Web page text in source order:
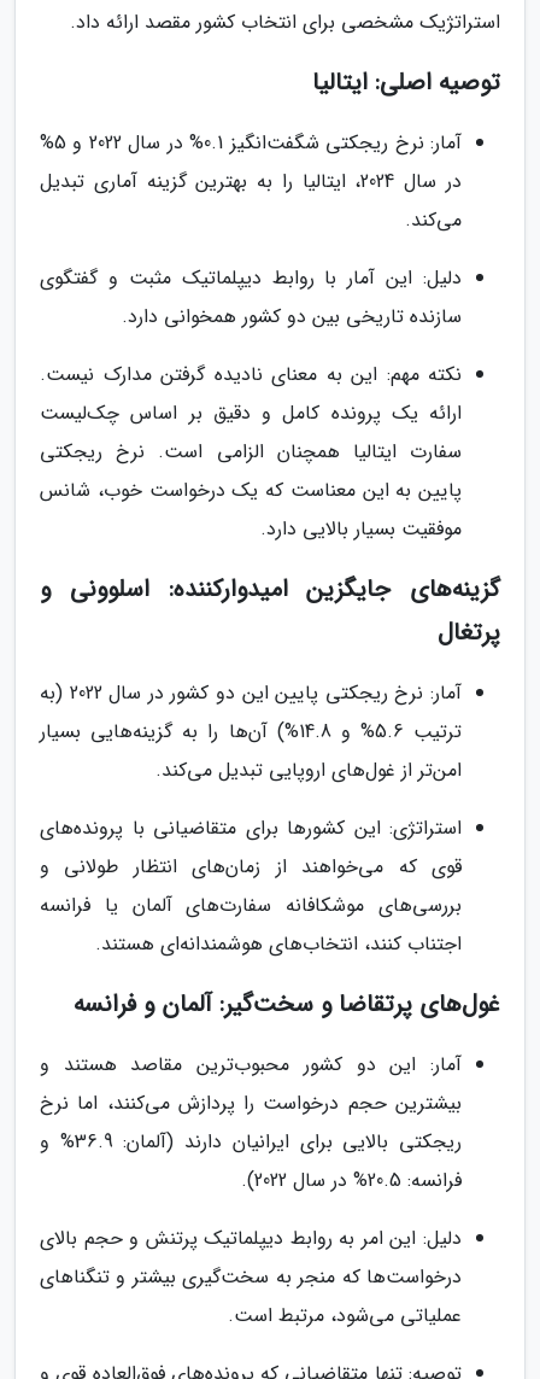
استراتژیک مشخصی برای انتخاب کشور مقصد ارائه داد.
توصیه اصلی: ایتالیا
آمار: نرخ ریجکتی شگفت‌انگیز 0.1% در سال 2022 و 5%
در سال 2024، ایتالیا را به بهترین گزینه آماری تبدیل
می‌کند.
دلیل: این آمار با روابط دیپلماتیک مثبت و گفتگوی
سازنده تاریخی بین دو کشور همخوانی دارد.
نکته مهم: این به معنای نادیده گرفتن مدارک نیست.
ارائه یک پرونده کامل و دقیق بر اساس چک‌لیست
سفارت ایتالیا همچنان الزامی است. نرخ ریجکتی
پایین به این معناست که یک درخواست خوب، شانس
موفقیت بسیار بالایی دارد.
گزینه‌های جایگزین امیدوارکننده: اسلوونی و
پرتغال
آمار: نرخ ریجکتی پایین این دو کشور در سال 2022 (به
ترتیب 5.6% و 14.8%) آن‌ها را به گزینه‌هایی بسیار
امن‌تر از غول‌های اروپایی تبدیل می‌کند.
استراتژی: این کشورها برای متقاضیانی با پرونده‌های
قوی که می‌خواهند از زمان‌های انتظار طولانی و
بررسی‌های موشکافانه سفارت‌های آلمان یا فرانسه
اجتناب کنند، انتخاب‌های هوشمندانه‌ای هستند.
غول‌های پرتقاضا و سخت‌گیر: آلمان و فرانسه
آمار: این دو کشور محبوب‌ترین مقاصد هستند و
بیشترین حجم درخواست را پردازش می‌کنند، اما نرخ
ریجکتی بالایی برای ایرانیان دارند (آلمان: 36.9% و
فرانسه: 20.5% در سال 2022).
دلیل: این امر به روابط دیپلماتیک پرتنش و حجم بالای
درخواست‌ها که منجر به سخت‌گیری بیشتر و تنگناهای
عملیاتی می‌شود، مرتبط است.